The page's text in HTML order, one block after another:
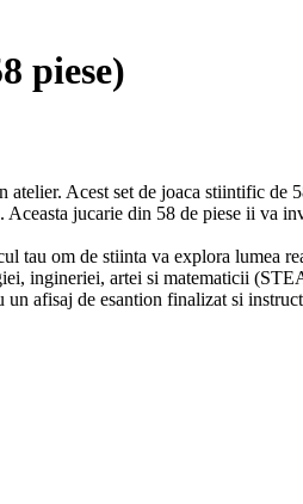
piese)
Acest set de joaca stiintific de
jucarie din 58 de piese ii va
tau om de stiinta va explora lumea
ingineriei, artei si matematicii
afisaj de esantion finalizat si